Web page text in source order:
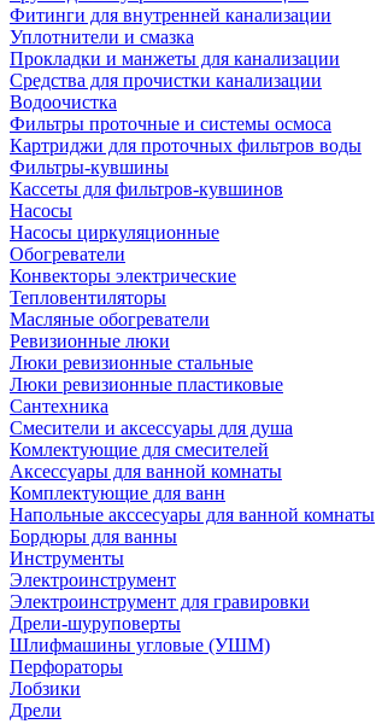
Фитинги для внутренней канализации
Уплотнители и смазка
Прокладки и манжеты для канализации
Средства для прочистки канализации
Водоочистка
Фильтры проточные и системы осмоса
Картриджи для проточных фильтров воды
Фильтры-кувшины
Кассеты для фильтров-кувшинов
Насосы
Насосы циркуляционные
Обогреватели
Конвекторы электрические
Тепловентиляторы
Масляные обогреватели
Ревизионные люки
Люки ревизионные стальные
Люки ревизионные пластиковые
Сантехника
Смесители и аксессуары для душа
Комлектующие для смесителей
Аксессуары для ванной комнаты
Комплектующие для ванн
Напольные акссесуары для ванной комнаты
Бордюры для ванны
Инструменты
Электроинструмент
Электроинструмент для гравировки
Дрели-шуруповерты
Шлифмашины угловые (УШМ)
Перфораторы
Лобзики
Дрели